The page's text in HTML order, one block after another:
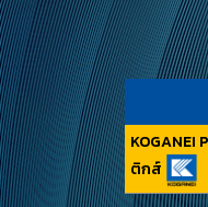
KOGANEI
ติกส์